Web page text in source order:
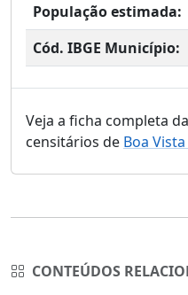
População estimada:
Cód. IBGE Município:
Veja a ficha completa
censitários de Boa
CONTEÚDOS